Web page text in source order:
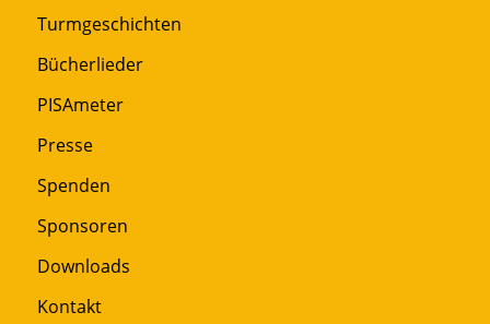
Turmgeschichten
Bücherlieder
PISAmeter
Presse
Spenden
Sponsoren
Downloads
Kontakt